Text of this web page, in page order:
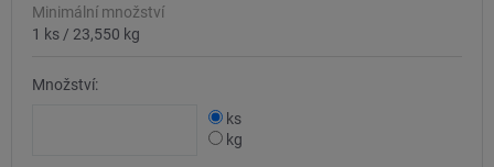
Minimální množství
1 ks / 23,550 kg
Množství:
ks
kg